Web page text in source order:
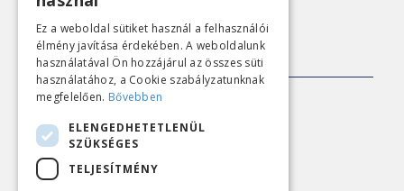
SAJTÓKAPCSOLAT
E-mail: sajto@nezopont.hu
KAPCSOLAT
Ez a weboldal sütiket használ a felhasználói
élmény javítása érdekében. A weboldalunk
használatával Ön hozzájárul az összes süti
használatához, a Cookie szabályzatunknak
megfelelően. Bővebben
ELENGEDHETETLENÜL
SZÜKSÉGES
TELJESÍTMÉNY